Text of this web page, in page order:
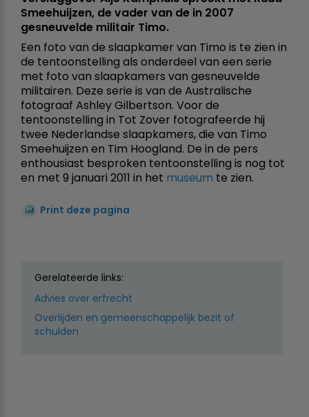
Smeehuijzen, de vader van de in 2007
gesneuvelde militair Timo.
Een foto van de slaapkamer van Timo is te zien in
de tentoonstelling als onderdeel van een serie
met foto van slaapkamers van gesneuvelde
militairen. Deze serie is van de Australische
fotograaf Ashley Gilbertson. Voor de
tentoonstelling in Tot Zover fotografeerde hij
twee Nederlandse slaapkamers, die van Timo
Smeehuijzen en Tim Hoogland. De in de pers
enthousiast besproken tentoonstelling is nog tot
en met 9 januari 2011 in het museum te zien.
Print deze pagina
Gerelateerde links:
Advies over erfrecht
Overlijden en gemeenschappelijk bezit of
schulden